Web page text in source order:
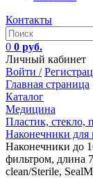
Контакты
0 0 руб.
Личный кабинет
Войти /
Главная страница
Каталог
Медицина
Пластик, стекло,
Наконечники для
Наконечники до
фильтром, длина
clean/Sterile,